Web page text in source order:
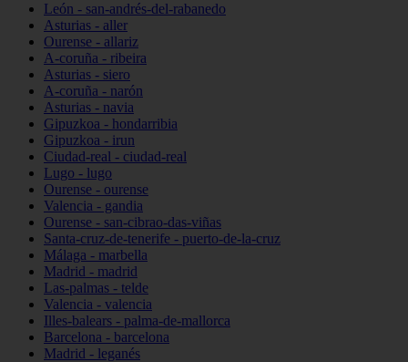
León - san-andrés-del-rabanedo
Asturias - aller
Ourense - allariz
A-coruña - ribeira
Asturias - siero
A-coruña - narón
Asturias - navia
Gipuzkoa - hondarribia
Gipuzkoa - irun
Ciudad-real - ciudad-real
Lugo - lugo
Ourense - ourense
Valencia - gandia
Ourense - san-cibrao-das-viñas
Santa-cruz-de-tenerife - puerto-de-la-cruz
Málaga - marbella
Madrid - madrid
Las-palmas - telde
Valencia - valencia
Illes-balears - palma-de-mallorca
Barcelona - barcelona
Madrid - leganés